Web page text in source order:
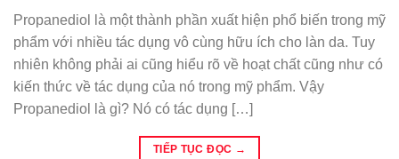
Propanediol là một thành phần xuất hiện phổ biến trong mỹ
phẩm với nhiều tác dụng vô cùng hữu ích cho làn da. Tuy
nhiên không phải ai cũng hiểu rõ về hoạt chất cũng như có
kiến thức về tác dụng của nó trong mỹ phẩm. Vậy
Propanediol là gì? Nó có tác dụng […]
TIẾP TỤC ĐỌC →